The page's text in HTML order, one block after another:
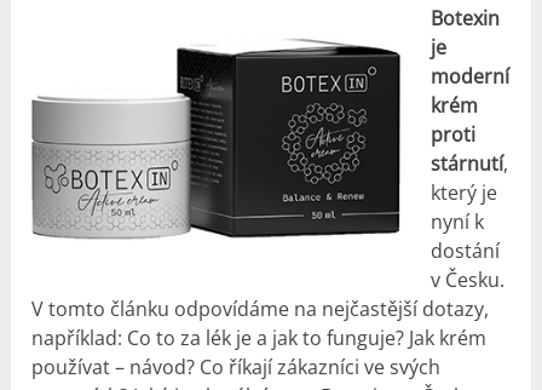
Botexin
je
moderní
krém
proti
stárnutí,
který je
nyní k
dostání
v Česku.
V tomto článku odpovídáme na nejčastější dotazy,
například: Co to za lék je a jak to funguje? Jak krém
používat – návod? Co říkají zákazníci ve svých